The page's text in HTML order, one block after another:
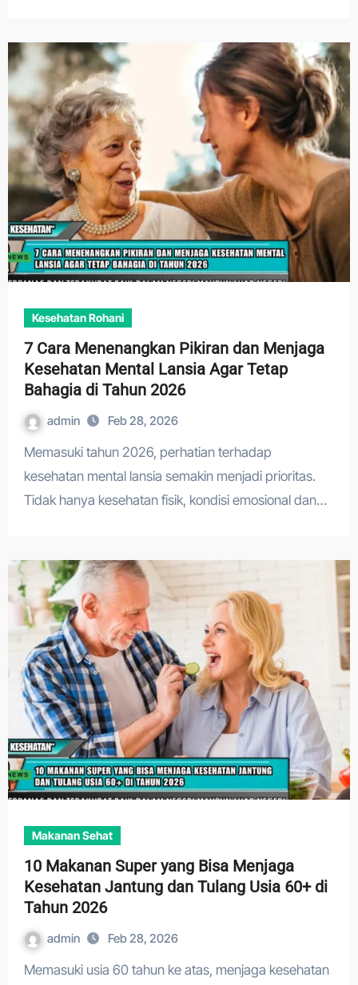
Kesehatan Rohani
7 Cara Menenangkan Pikiran dan Menjaga
Kesehatan Mental Lansia Agar Tetap
Bahagia di Tahun 2026
admin Feb 28, 2026
Memasuki tahun 2026, perhatian terhadap
kesehatan mental lansia semakin menjadi prioritas.
Tidak hanya kesehatan fisik, kondisi emosional dan…
Makanan Sehat
10 Makanan Super yang Bisa Menjaga
Kesehatan Jantung dan Tulang Usia 60+ di
Tahun 2026
admin Feb 28, 2026
Memasuki usia 60 tahun ke atas, menjaga kesehatan